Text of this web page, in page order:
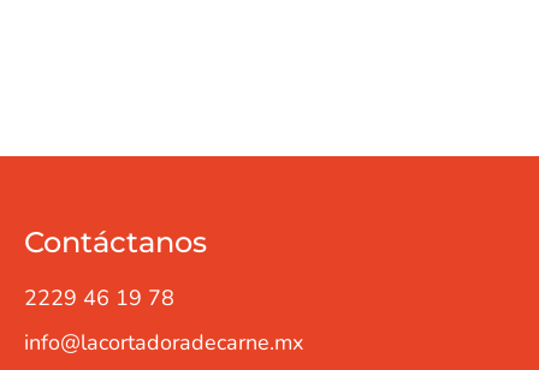
Contáctanos
2229 46 19 78
info@lacortadoradecarne.mx